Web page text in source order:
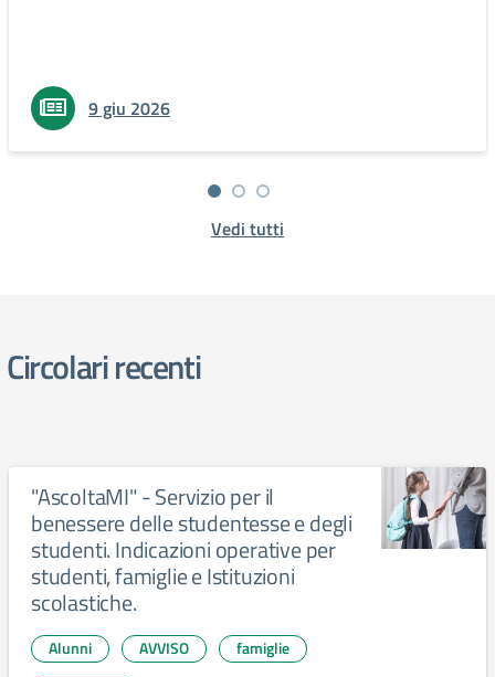
9 giu 2026
Vedi tutti
Circolari recenti
"AscoltaMI" - Servizio per il
benessere delle studentesse e degli
studenti. Indicazioni operative per
studenti, famiglie e Istituzioni
scolastiche.
Alunni AVVISO
famiglie